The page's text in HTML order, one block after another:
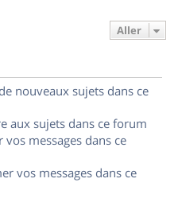
Aller
nouveaux sujets dans ce
aux sujets dans ce forum
messages dans ce
vos messages dans ce